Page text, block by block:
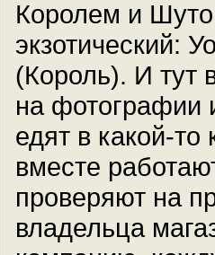
Королем и
экзотический:
(Король). И тут
на фотографии
едят в какой-
вместе
проверяют на
владельца